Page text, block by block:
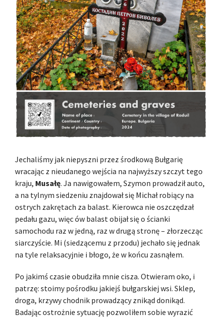
Jechaliśmy jak niepyszni przez środkową Bułgarię
wracając z nieudanego wejścia na najwyższy szczyt tego
kraju, Musałę. Ja nawigowałem, Szymon prowadził auto,
a na tylnym siedzeniu znajdował się Michał robiący na
ostrych zakrętach za balast. Kierowca nie oszczędzał
pedału gazu, więc ów balast obijał się o ścianki
samochodu raz w jedną, raz w drugą stronę – złorzecząc
siarczyście. Mi (siedzącemu z przodu) jechało się jednak
na tyle relaksacyjnie i błogo, że w końcu zasnąłem.
Po jakimś czasie obudziła mnie cisza. Otwieram oko, i
patrzę: stoimy pośrodku jakiejś bułgarskiej wsi. Sklep,
droga, krzywy chodnik prowadzący znikąd donikąd.
Badając ostrożnie sytuację pozwoliłem sobie wyrazić